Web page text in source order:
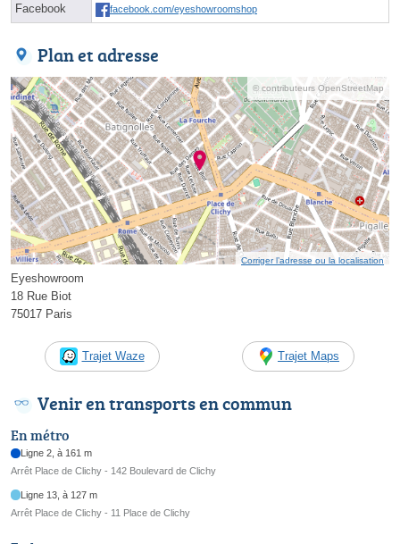
Facebook facebook.com/eyeshowroomshop
Plan et adresse
© contributeurs OpenStreetMap
Corriger l’adresse ou la localisation
Eyeshowroom
18 Rue Biot
75017 Paris
Trajet Waze Trajet Maps
Venir en transports en commun
En métro
Ligne 2, à 161 m
Arrêt Place de Clichy - 142 Boulevard de Clichy
Ligne 13, à 127 m
Arrêt Place de Clichy - 11 Place de Clichy